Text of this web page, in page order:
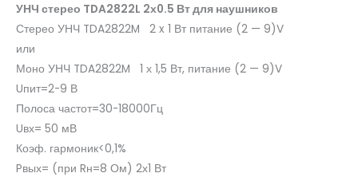
УНЧ стерео TDA2822L 2х0.5 Вт для наушников
Стерео УНЧ TDA2822M 2 x 1 Вт питание (2 — 9)V
или
Моно УНЧ TDA2822M 1 х 1,5 Вт, питание (2 — 9)V
Uпит=2-9 В
Полоса частот=30-18000Гц
Uвх= 50 мВ
Коэф. гармоник<0,1%
Pвых= (при Rн=8 Ом) 2х1 Вт